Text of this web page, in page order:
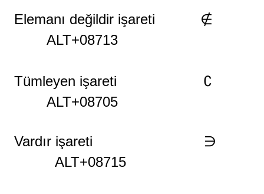
Elemanı değildir işareti ∉
ALT+08713
Tümleyen işareti ∁
ALT+08705
Vardır işareti ∋
ALT+08715